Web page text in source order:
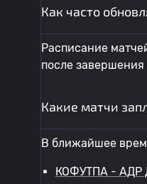
Как часто
Расписание
после завершения
Какие матчи
В ближайшее
КОФУТПА - АДР